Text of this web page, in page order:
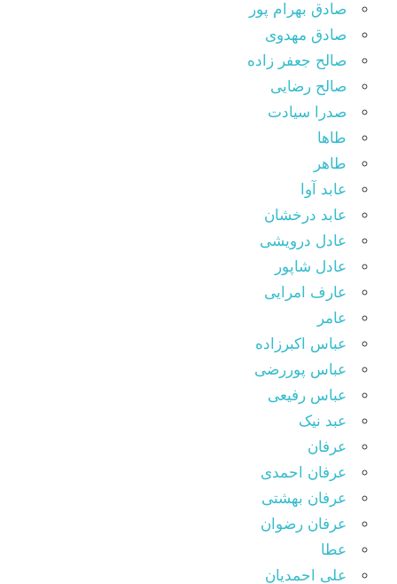
صادق بهرام پور
صادق مهدوی
صالح جعفر زاده
صالح رضایی
صدرا سیادت
طاها
طاهر
عابد آوا
عابد درخشان
عادل درویشی
عادل شاپور
عارف امرایی
عامر
عباس اکبرزاده
عباس پوررضی
عباس رفیعی
عبد نیک
عرفان
عرفان احمدی
عرفان بهشتی
عرفان رضوان
عطا
علی احمدیان